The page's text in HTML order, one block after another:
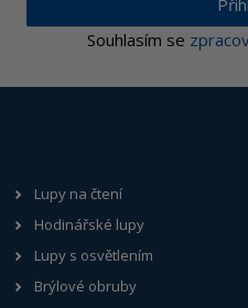
Souhlasím se
Lupy na čtení
Hodinářské lupy
Lupy s osvětlením
Brýlové obruby